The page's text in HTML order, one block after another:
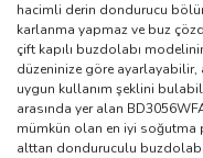
hacimli derin dondurucu
karlanma yapmaz ve buz
çift kapılı buzdolabı
düzeninize göre
uygun kullanım şeklini
arasında yer alan
mümkün olan en iyi soğutma
alttan donduruculu